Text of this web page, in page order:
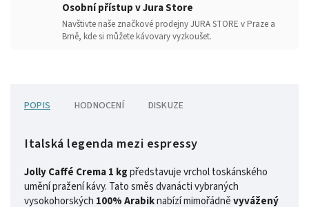
Osobní přístup v Jura Store
Navštivte naše značkové prodejny JURA STORE v Praze a
Brně, kde si můžete kávovary vyzkoušet.
POPIS HODNOCENÍ DISKUZE
Italská legenda mezi espressy
Jolly Caffé Crema 1 kgpředstavuje vrchol toskánského
umění pražení kávy. Tato směs dvanácti vybraných
vysokohorských 100% Arabiknabízí mimořádněvyvážený